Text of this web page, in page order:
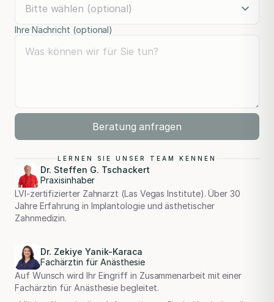
Ihre Nachricht (optional)
Beratung anfragen
LERNEN SIE UNSER TEAM KENNEN
Dr. Steffen G. Tschackert
Praxisinhaber
LVI-zertifizierter Zahnarzt (Las Vegas Institute). Über 30
Jahre Erfahrung in Implantologie und ästhetischer
Zahnmedizin.
Dr. Zekiye Yanik-Karaca
Fachärztin für Anästhesie
Auf Wunsch wird Ihr Eingriff in Zusammenarbeit mit einer
Fachärztin für Anästhesie begleitet.